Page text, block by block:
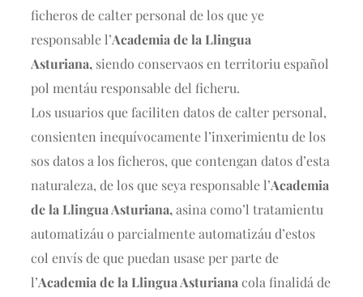
ficheros de calter personal de los que ye
responsable l’Academia de la Llingua
Asturiana, siendo conservaos en territoriu español
pol mentáu responsable del ficheru.
Los usuarios que faciliten datos de calter personal,
consienten inequívocamente l’inxerimientu de los
sos datos a los ficheros, que contengan datos d’esta
naturaleza, de los que seya responsable l’Academia
de la Llingua Asturiana,asina como’l tratamientu
automatizáu o parcialmente automatizáu d’estos
col envís de que puedan usase per parte de
l’Academia de la Llingua Asturiana cola finalidá de